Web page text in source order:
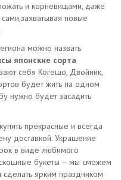
и корневищами, даже
новые
можно назвать
японские сорта
себя Когешо, Двойник,
будет жить на одном
нужно будет засадить
прекрасные и всегда
доставкой. Украшение
в виде любимого
букеты – мы сможем
сделать ярким праздником